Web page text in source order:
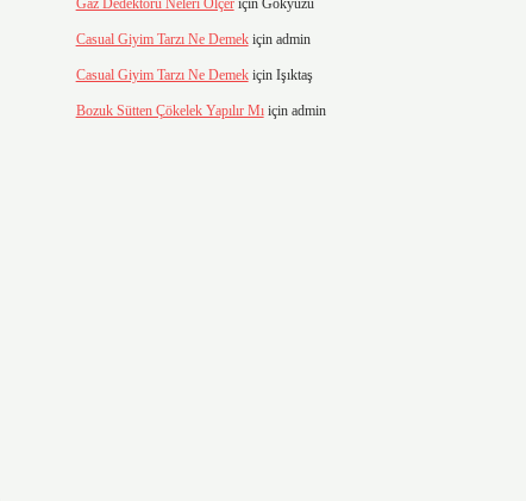
Gaz Dedektörü Neleri Ölçeriçin Gökyüzü
Casual Giyim Tarzı Ne Demekiçin admin
Casual Giyim Tarzı Ne Demekiçin Işıktaş
Bozuk Sütten Çökelek Yapılır Mıiçin admin